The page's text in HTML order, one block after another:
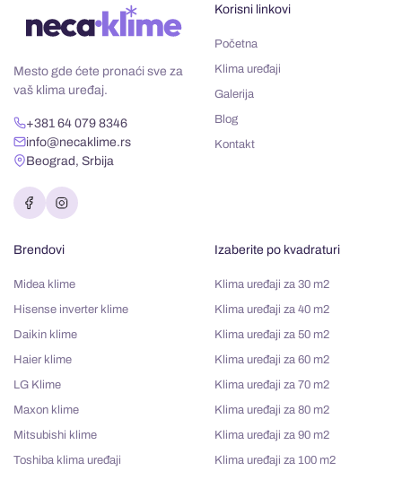
Mesto gde ćete pronaći sve za
vaš klima uređaj.
+381 64 079 8346
info@necaklime.rs
Beograd, Srbija
Korisni linkovi
Početna
Klima uređaji
Galerija
Blog
Kontakt
Brendovi
Midea klime
Hisense inverter klime
Daikin klime
Haier klime
LG Klime
Maxon klime
Mitsubishi klime
Toshiba klima uređaji
Izaberite po kvadraturi
Klima uređaji za 30 m2
Klima uređaji za 40 m2
Klima uređaji za 50 m2
Klima uređaji za 60 m2
Klima uređaji za 70 m2
Klima uređaji za 80 m2
Klima uređaji za 90 m2
Klima uređaji za 100 m2